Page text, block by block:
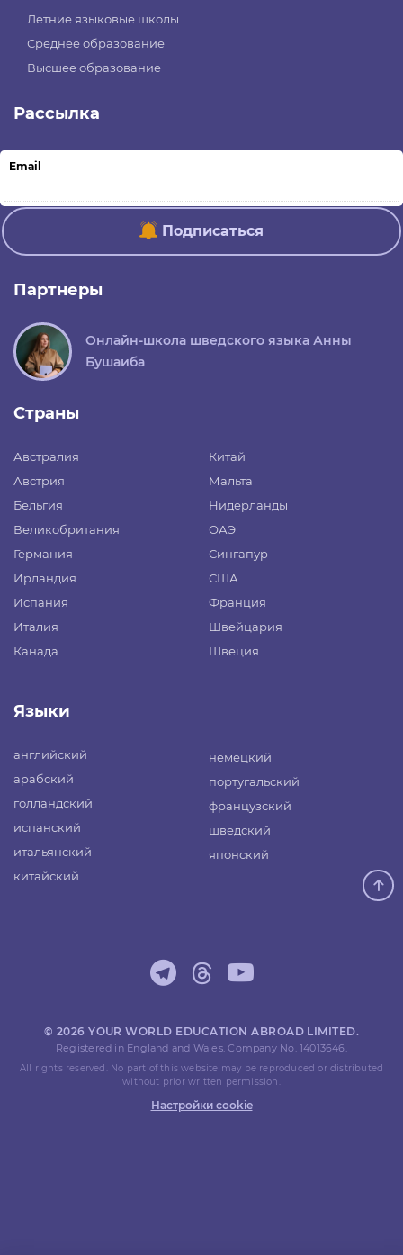
Летние языковые школы
Среднее образование
Высшее образование
Рассылка
Email
Подписаться
Партнеры
Онлайн-школа шведского языка Анны
Бушаиба
Страны
Австралия
Австрия
Бельгия
Великобритания
Германия
Ирландия
Испания
Италия
Канада
Китай
Мальта
Нидерланды
ОАЭ
Сингапур
США
Франция
Швейцария
Швеция
Языки
английский
арабский
голландский
испанский
итальянский
китайский
немецкий
португальский
французский
шведский
японский
© 2026 YOUR WORLD EDUCATION ABROAD LIMITED.
Registered in England and Wales. Company No. 14013646.
All rights reserved. No part of this website may be reproduced or distributed
without prior written permission.
Настройки cookie